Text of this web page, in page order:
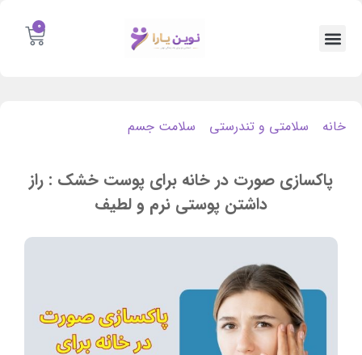
0
خانه سلامتی و تندرستی سلامت جسم
پاکسازی صورت در خانه برای پوست خشک : راز
داشتن پوستی نرم و لطیف